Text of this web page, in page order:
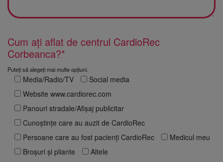
Cum ați aflat de centrul CardioRec
Corbeanca?*
Puteți să alegeți mai multe opțiuni.
Media/Radio/TV
Social media
Website www.cardiorec.com
Panouri stradale/Afișaj publicitar
Cunoștințe care au auzit de CardioRec
Persoane care au fost pacienți CardioRec
Medicul meu
Broșuri și pliante
Altele